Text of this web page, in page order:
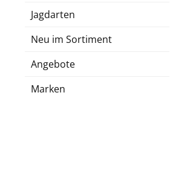
Jagdarten
Neu im Sortiment
Angebote
Marken